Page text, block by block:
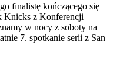
finalistę kończącego się
Knicks z Konferencji
w nocy z soboty na
7. spotkanie serii z San